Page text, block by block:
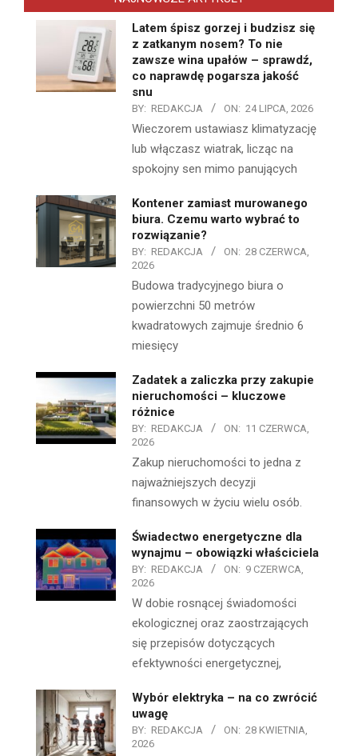
Latem śpisz gorzej i budzisz się
z zatkanym nosem? To nie
zawsze wina upałów – sprawdź,
co naprawdę pogarsza jakość
snu
BY: REDAKCJA ON: 24 LIPCA, 2026
Wieczorem ustawiasz klimatyzację
lub włączasz wiatrak, licząc na
spokojny sen mimo panujących
Kontener zamiast murowanego
biura. Czemu warto wybrać to
rozwiązanie?
BY: REDAKCJA ON: 28 CZERWCA,
2026
Budowa tradycyjnego biura o
powierzchni 50 metrów
kwadratowych zajmuje średnio 6
miesięcy
Zadatek a zaliczka przy zakupie
nieruchomości – kluczowe
różnice
BY: REDAKCJA ON: 11 CZERWCA,
2026
Zakup nieruchomości to jedna z
najważniejszych decyzji
finansowych w życiu wielu osób.
Świadectwo energetyczne dla
wynajmu – obowiązki właściciela
BY: REDAKCJA ON: 9 CZERWCA,
2026
W dobie rosnącej świadomości
ekologicznej oraz zaostrzających
się przepisów dotyczących
efektywności energetycznej,
Wybór elektryka – na co zwrócić
uwagę
BY: REDAKCJA ON: 28 KWIETNIA,
2026